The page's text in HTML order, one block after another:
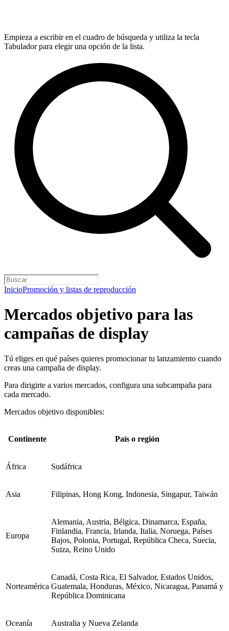
Empieza a escribir en el cuadro de búsqueda y utiliza la tecla
Tabulador para elegir una opción de la lista.
InicioPromoción y listas de reproducción
Mercados objetivo para las
campañas de display
Tú eliges en qué países quieres promocionar tu lanzamiento cuando
creas una campaña de display.
Para dirigirte a varios mercados, configura una subcampaña para
cada mercado.
Mercados objetivo disponibles:
Continente País o región
África Sudáfrica
Asia Filipinas, Hong Kong, Indonesia, Singapur, Taiwán
Europa
Alemania, Austria, Bélgica, Dinamarca, España,
Finlandia, Francia, Irlanda, Italia, Noruega, Países
Bajos, Polonia, Portugal, República Checa, Suecia,
Suiza, Reino Unido
Norteamérica
Canadá, Costa Rica, El Salvador, Estados Unidos,
Guatemala, Honduras, México, Nicaragua, Panamá y
República Dominicana
Oceanía Australia y Nueva Zelanda